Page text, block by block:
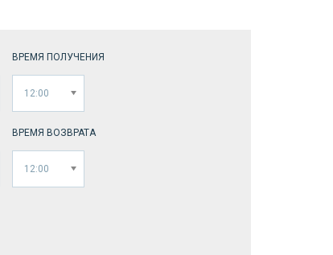
ВРЕМЯ ПОЛУЧЕНИЯ
12:00
ВРЕМЯ ВОЗВРАТА
12:00